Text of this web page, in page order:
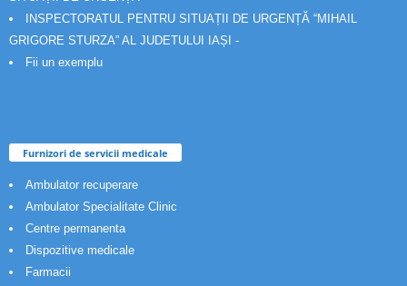
INSPECTORATUL PENTRU SITUAȚII DE URGENȚĂ “MIHAIL
GRIGORE STURZA” AL JUDETULUI IAȘI -
Fii un exemplu
Furnizori de servicii medicale
Ambulator recuperare
Ambulator Specialitate Clinic
Centre permanenta
Dispozitive medicale
Farmacii